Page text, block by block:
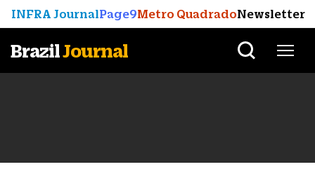
INFRA JournalPage9Metro QuadradoNewsletter
BrazilJournal